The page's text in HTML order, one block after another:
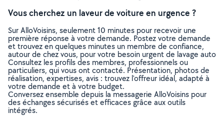
Vous cherchez un laveur de voiture en urgence ?
Sur AlloVoisins, seulement 10 minutes pour recevoir une
première réponse à votre demande. Postez votre demande
et trouvez en quelques minutes un membre de confiance,
autour de chez vous, pour votre besoin urgent de lavage auto
Consultez les profils des membres, professionnels ou
particuliers, qui vous ont contacté. Présentation, photos de
réalisation, expertises, avis : trouvez l'offreur idéal, adapté à
votre demande et à votre budget.
Conversez ensemble depuis la messagerie AlloVoisins pour
des échanges sécurisés et efficaces grâce aux outils
intégrés.